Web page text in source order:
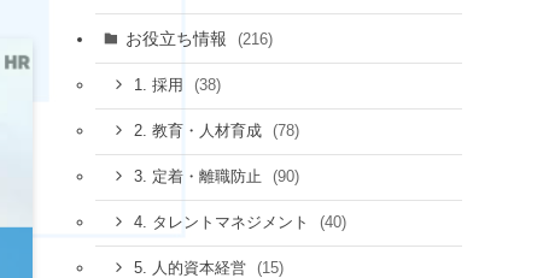
お役立ち情報 (216)
1. 採用 (38)
2. 教育・人材育成 (78)
3. 定着・離職防止 (90)
4. タレントマネジメント (40)
5. 人的資本経営 (15)